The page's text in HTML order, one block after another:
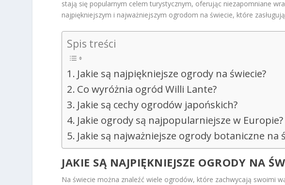
stają się popularnym celem turystycznym, oferując niezapomniane
najpiękniejszym i najważniejszym ogrodom na świecie, które
Spis treści
Jakie są najpiękniejsze ogrody na świecie?
Co wyróżnia ogród Willi Lante?
Jakie są cechy ogrodów japońskich?
Jakie ogrody są najpopularniejsze w Europie?
Jakie są najważniejsze ogrody botaniczne na
JAKIE SĄ NAJPIĘKNIEJSZE OGRODY NA
Na świecie można znaleźć wiele ogrodów, które zachwycają swoimi